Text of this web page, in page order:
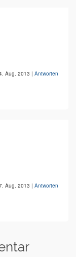
Aug. 2013 | Antworten
Aug. 2013 | Antworten